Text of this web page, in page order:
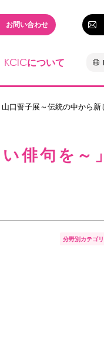
お問い合わせ
KCICについて
口誓子展～伝統の中から新
俳句を～」
分野別カテゴリ